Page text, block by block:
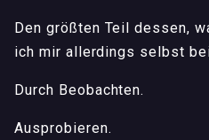
Den größten Teil dessen,
ich mir allerdings selbst
Durch Beobachten.
Ausprobieren.